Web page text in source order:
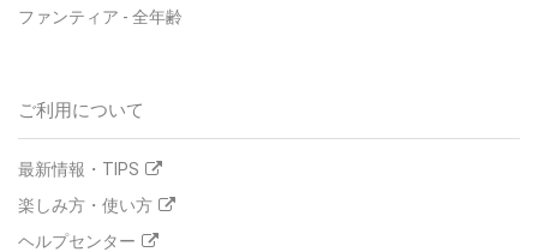
ファンティア - 全年齢
ご利用について
最新情報・TIPS
楽しみ方・使い方
ヘルプセンター